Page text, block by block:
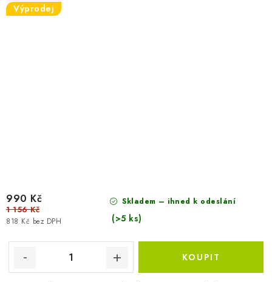
Výprodej
Skladem – ihned k odeslání
(>5 ks)
818 Kč bez DPH
990 Kč
1 156 Kč